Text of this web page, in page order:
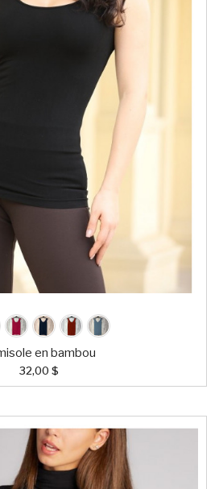
en bambou
32,00 $